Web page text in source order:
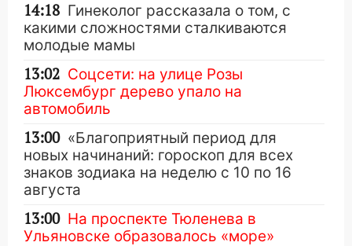
14:18 Гинеколог рассказала о том, с
какими сложностями сталкиваются
молодые мамы
13:02 Соцсети: на улице Розы
Люксембург дерево упало на
автомобиль
13:00 «Благоприятный период для
новых начинаний: гороскоп для всех
знаков зодиака на неделю с 10 по 16
августа
13:00 На проспекте Тюленева в
Ульяновске образовалось «море»